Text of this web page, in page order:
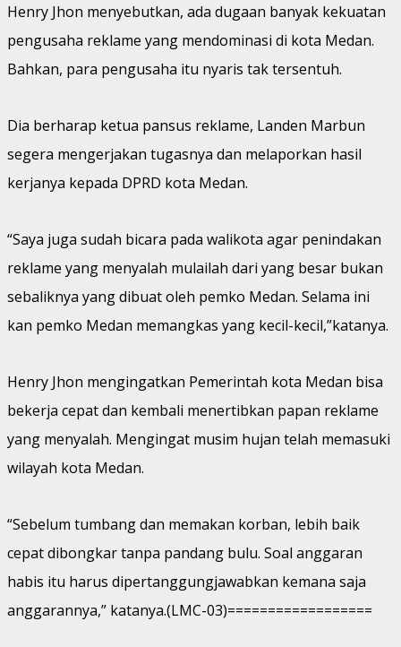
Henry Jhon menyebutkan, ada dugaan banyak kekuatan
pengusaha reklame yang mendominasi di kota Medan.
Bahkan, para pengusaha itu nyaris tak tersentuh.
Dia berharap ketua pansus reklame, Landen Marbun
segera mengerjakan tugasnya dan melaporkan hasil
kerjanya kepada DPRD kota Medan.
“Saya juga sudah bicara pada walikota agar penindakan
reklame yang menyalah mulailah dari yang besar bukan
sebaliknya yang dibuat oleh pemko Medan. Selama ini
kan pemko Medan memangkas yang kecil-kecil,”katanya.
Henry Jhon mengingatkan Pemerintah kota Medan bisa
bekerja cepat dan kembali menertibkan papan reklame
yang menyalah. Mengingat musim hujan telah memasuki
wilayah kota Medan.
“Sebelum tumbang dan memakan korban, lebih baik
cepat dibongkar tanpa pandang bulu. Soal anggaran
habis itu harus dipertanggungjawabkan kemana saja
anggarannya,” katanya.(LMC-03)==================